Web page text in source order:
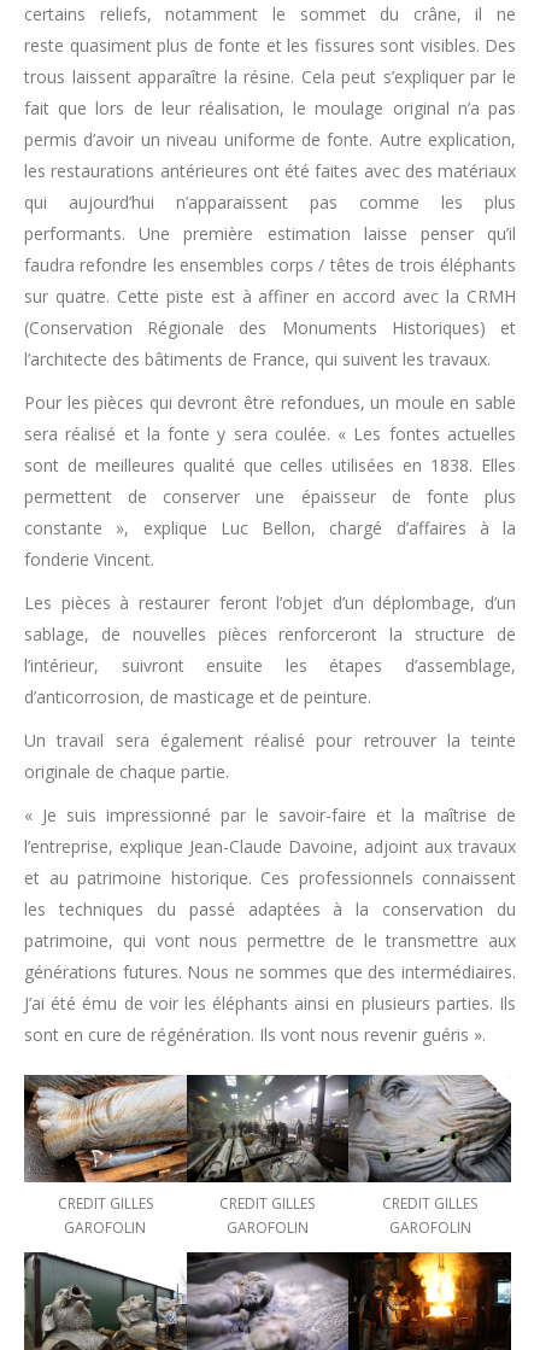
certains reliefs, notamment le sommet du crâne, il ne
reste quasiment plus de fonte et les fissures sont visibles. Des
trous laissent apparaître la résine. Cela peut s’expliquer par le
fait que lors de leur réalisation, le moulage original n’a pas
permis d’avoir un niveau uniforme de fonte. Autre explication,
les restaurations antérieures ont été faites avec des matériaux
qui aujourd’hui n’apparaissent pas comme les plus
performants. Une première estimation laisse penser qu’il
faudra refondre les ensembles corps / têtes de trois éléphants
sur quatre. Cette piste est à affiner en accord avec la CRMH
(Conservation Régionale des Monuments Historiques) et
l’architecte des bâtiments de France, qui suivent les travaux.
Pour les pièces qui devront être refondues, un moule en sable
sera réalisé et la fonte y sera coulée. « Les fontes actuelles
sont de meilleures qualité que celles utilisées en 1838. Elles
permettent de conserver une épaisseur de fonte plus
constante », explique Luc Bellon, chargé d’affaires à la
fonderie Vincent.
Les pièces à restaurer feront l’objet d’un déplombage, d’un
sablage, de nouvelles pièces renforceront la structure de
l’intérieur, suivront ensuite les étapes d’assemblage,
d’anticorrosion, de masticage et de peinture.
Un travail sera également réalisé pour retrouver la teinte
originale de chaque partie.
« Je suis impressionné par le savoir-faire et la maîtrise de
l’entreprise, explique Jean-Claude Davoine, adjoint aux travaux
et au patrimoine historique. Ces professionnels connaissent
les techniques du passé adaptées à la conservation du
patrimoine, qui vont nous permettre de le transmettre aux
générations futures. Nous ne sommes que des intermédiaires.
J’ai été ému de voir les éléphants ainsi en plusieurs parties. Ils
sont en cure de régénération. Ils vont nous revenir guéris ».
CREDIT GILLES
GAROFOLIN
CREDIT GILLES
GAROFOLIN
CREDIT GILLES
GAROFOLIN